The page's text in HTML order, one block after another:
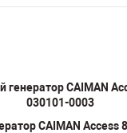
CAIMAN Access